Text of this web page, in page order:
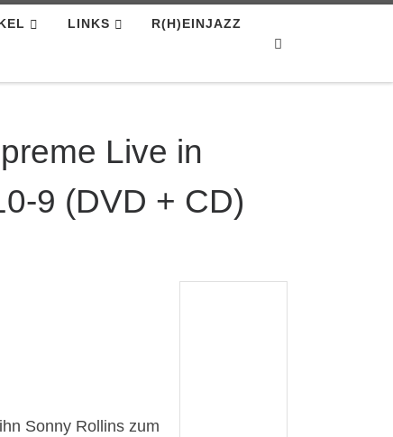
LINKS R(H)EINJAZZ
Live in
9 (DVD + CD)
Sonny Rollins zum